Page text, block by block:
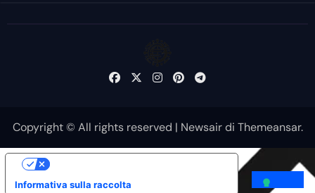
Copyright © All rights reserved | Newsairdi Themeansar.
Informativa sulla raccolta
Le tue preferenze relative alla privacy